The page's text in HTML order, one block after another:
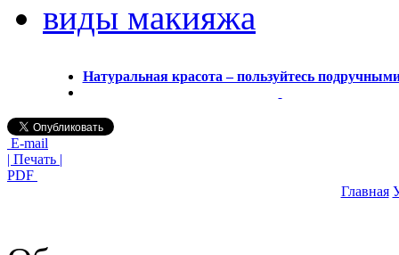
виды макияжа
Натуральная красота – пользуйтесь
E-mail
| Печать |
PDF
Главная